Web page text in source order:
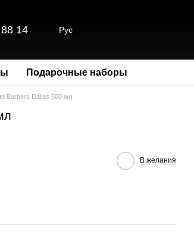
14 Рус
Подарочные наборы
Barbers Dallas 500 мл
В желания